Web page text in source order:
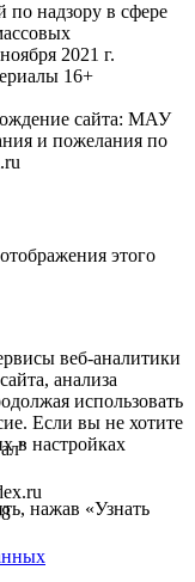
по надзору в сфере
2021 г.
16+
сайта: МАУ
и пожелания по
этого
веб-аналитики
анализа
использовать
Если вы не хотите
в настройках
нажав «Узнать